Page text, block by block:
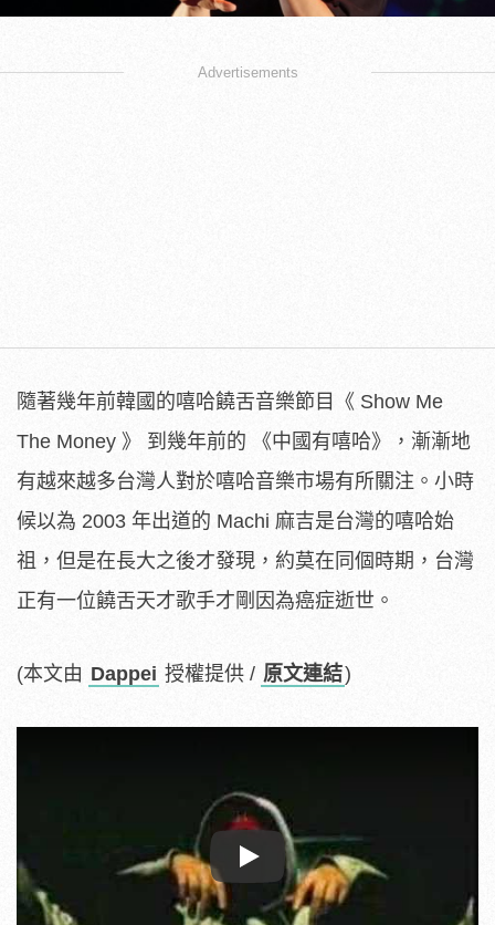
Advertisements
隨著幾年前韓國的嘻哈饒舌音樂節目《 Show Me
The Money 》 到幾年前的 《中國有嘻哈》，漸漸地
有越來越多台灣人對於嘻哈音樂市場有所關注。小時
候以為 2003 年出道的 Machi 麻吉是台灣的嘻哈始
祖，但是在長大之後才發現，約莫在同個時期，台灣
正有一位饒舌天才歌手才剛因為癌症逝世。
(本文由 Dappei 授權提供 / 原文連結)
Play